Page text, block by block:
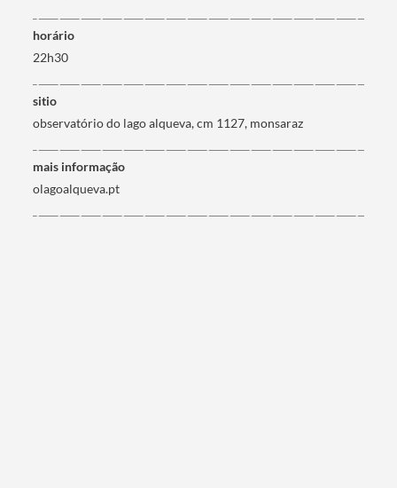
Categorias gerais
horário
22h30
sitio
observatório do lago alqueva, cm 1127, monsaraz
mais informação
olagoalqueva.pt